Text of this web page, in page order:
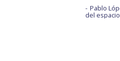
Pablo
del espacio